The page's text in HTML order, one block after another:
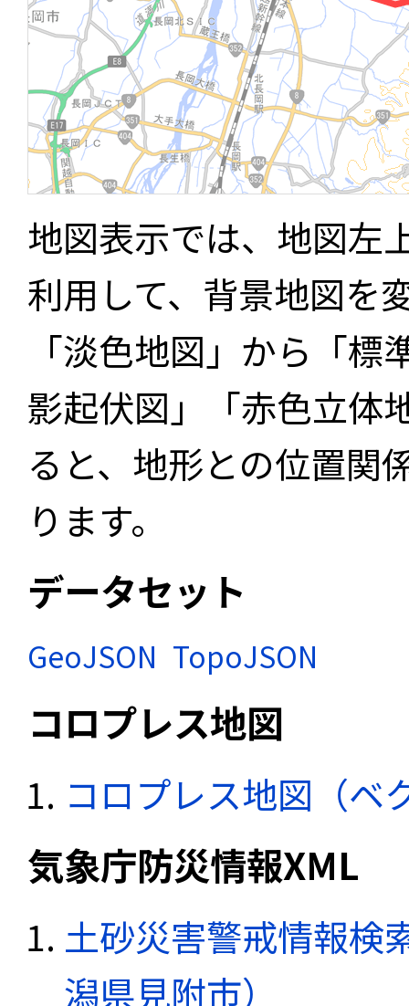
地図表示では、地図左
利用して、背景地図を
「淡色地図」から「
影起伏図」「赤色立体
ると、地形との位置関
ります。
データセット
GeoJSON TopoJSON
コロプレス地図
コロプレス地図（ベ
気象庁防災情報XML
土砂災害警戒情報検
潟県見附市）